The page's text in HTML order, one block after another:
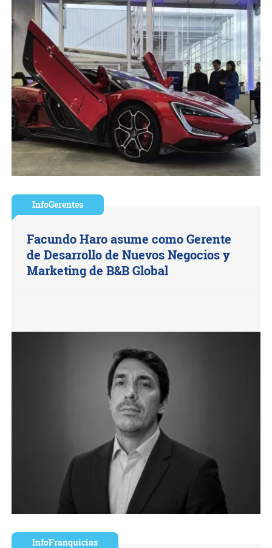
InfoGerentes
Facundo Haro asume como Gerente
de Desarrollo de Nuevos Negocios y
Marketing de B&B Global
InfoFranquicias